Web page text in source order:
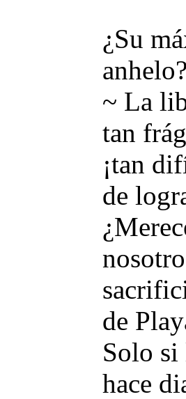
¿Su
~ La
tan
¡tan
de
de
Solo si
hace